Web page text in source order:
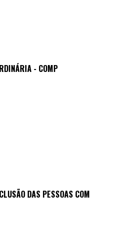
- COMP
DAS PESSOAS COM